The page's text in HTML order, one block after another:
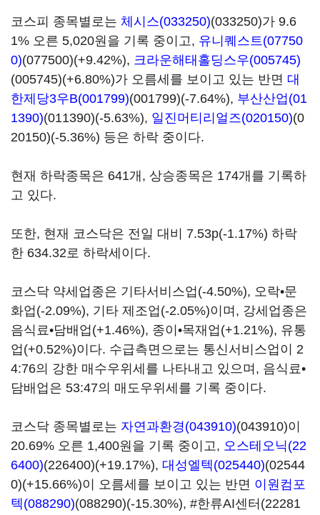
코스피 종목별로는 체시스(033250)(033250)가 9.6
1% 오른 5,020원을 기록 중이고, 유니퀘스트(07750
0)(077500)(+9.42%), 크라운해태홀딩스우(005745)
(005745)(+6.80%)가 오름세를 보이고 있는 반면 대
한제당3우B(001799)(001799)(-7.64%), 부산산업(01
1390)(011390)(-5.63%), 일진머티리얼즈(020150)(0
20150)(-5.36%) 등은 하락 중이다.
현재 하락종목은 641개, 상승종목은 174개를 기록하
고 있다.
또한, 현재 코스닥은 전일 대비 7.53p(-1.17%) 하락
한 634.32로 하락세이다.
코스닥 약세업종은 기타서비스업(-4.50%), 오락•문
화업(-2.09%), 기타 제조업(-2.05%)이며, 강세업종은
음식료•담배업(+1.46%), 종이•목재업(+1.21%), 유통
업(+0.52%)이다. 수급측면으로는 통신서비스업이 2
4:76의 강한 매수우위세를 나타내고 있으며, 음식료•
담배업은 53:47의 매도우위세를 기록 중이다.
코스닥 종목별로는 자연과환경(043910)(043910)이
20.69% 오른 1,400원을 기록 중이고, 오스테오닉(22
6400)(226400)(+19.17%), 대성엘텍(025440)(02544
0)(+15.66%)이 오름세를 보이고 있는 반면 이원컴포
텍(088290)(088290)(-15.30%), #한류AI센터(22281